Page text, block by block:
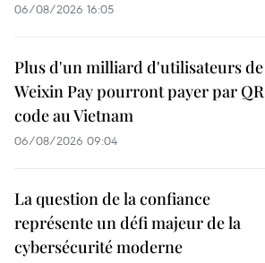
06/08/2026 16:05
Plus d'un milliard d'utilisateurs de
Weixin Pay pourront payer par QR
code au Vietnam
06/08/2026 09:04
La question de la confiance
représente un défi majeur de la
cybersécurité moderne